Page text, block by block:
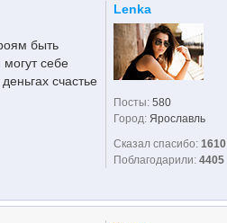
быть
себе
счастье
Lenka
Посты: 580
Город: Ярославль
Сказал спасибо: 1610
Поблагодарили: 4405